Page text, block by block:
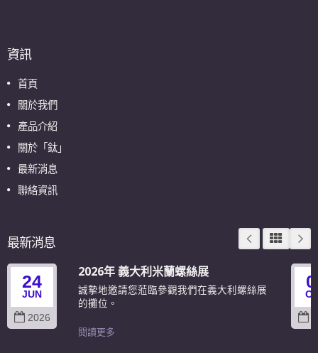
資訊
首頁
關於我們
產品介紹
關於「鈦」
最新消息
聯絡資訊
最新消息
24
JUN
2026
2026年 義大利米蘭螺絲展
誠摯地邀請您蒞臨參觀我們在義大利螺絲展
的攤位。
閱讀更多